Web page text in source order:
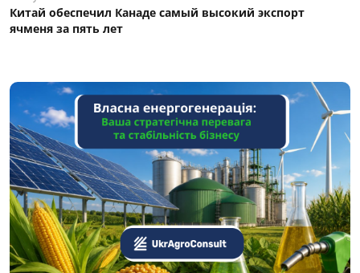
Китай обеспечил Канаде самый высокий экспорт
ячменя за пять лет